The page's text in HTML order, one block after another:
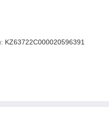
KZ63722C000020596391